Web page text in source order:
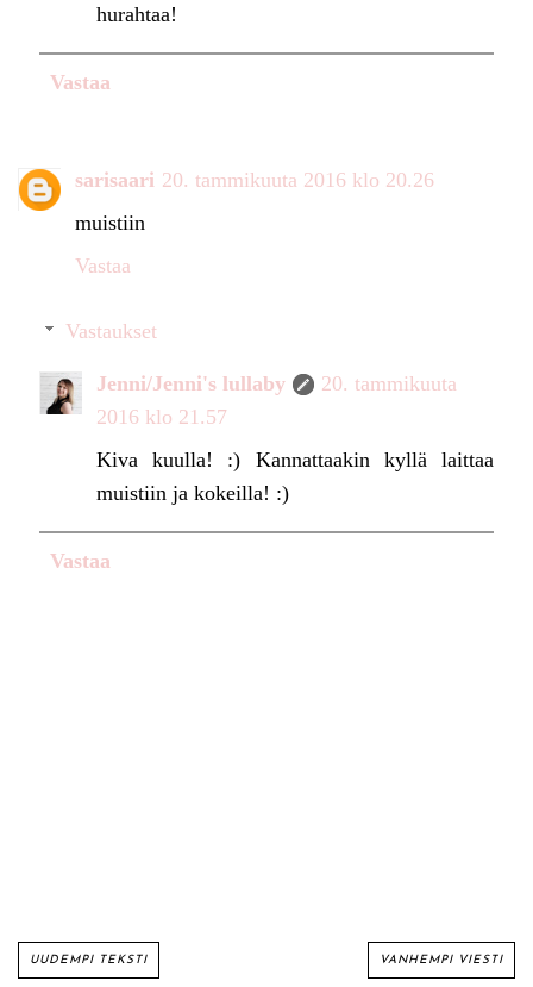
hurahtaa!
Vastaa
sarisaari 20. tammikuuta 2016 klo 20.26
muistiin
Vastaa
Vastaukset
Jenni/Jenni's lullaby
20. tammikuuta
2016 klo 21.57
Kiva kuulla! :) Kannattaakin kyllä laittaa
muistiin ja kokeilla! :)
Vastaa
UUDEMPI TEKSTI VANHEMPI VIESTI